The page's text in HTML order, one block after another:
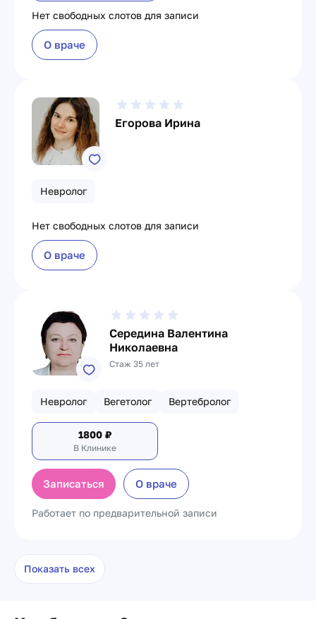
Нет свободных слотов для записи
О враче
Егорова Ирина
Невролог
Нет свободных слотов для записи
О враче
Середина Валентина
Николаевна
Стаж 35 лет
Невролог Вегетолог Вертебролог
1800 ₽
В Клинике
Записаться О враче
Работает по предварительной записи
Показать всех